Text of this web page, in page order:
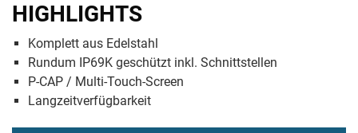
HIGHLIGHTS
Komplett aus Edelstahl
Rundum IP69K geschützt inkl. Schnittstellen
P-CAP / Multi-Touch-Screen
Langzeitverfügbarkeit